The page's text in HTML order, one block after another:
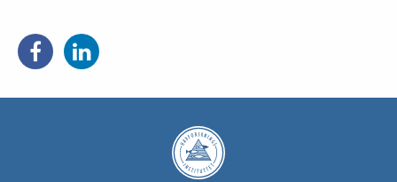
Del
på
Del
på